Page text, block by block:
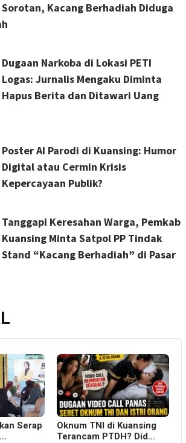
Sorotan, Kacang Berhadiah Diduga
Dugaan Narkoba di Lokasi PETI
Logas: Jurnalis Mengaku Diminta
Hapus Berita dan Ditawari Uang
Poster AI Parodi di Kuansing: Humor
Digital atau Cermin Krisis
Kepercayaan Publik?
Tanggapi Keresahan Warga, Pemkab
Kuansing Minta Satpol PP Tindak
Stand “Kacang Berhadiah” di Pasar
Serap
Oknum TNI di Kuansing
Terancam PTDH? Did…